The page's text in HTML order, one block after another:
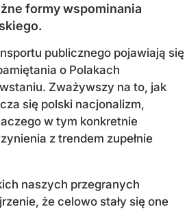
formy wspominania
publicznego pojawiają się
o Polakach
Zważywszy na to, jak
się polski nacjonalizm,
w tym konkretnie
z trendem zupełnie
naszych przegranych
że celowo stały się one